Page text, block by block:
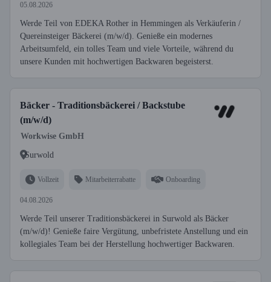
05.08.2026
Werde Teil von EDEKA Rother in Hemmingen als Verkäuferin /
Quereinsteiger Bäckerei (m/w/d). Genieße ein modernes
Arbeitsumfeld, ein tolles Team und viele Vorteile, während du
unsere Kunden mit hochwertigen Backwaren begeisterst.
Bäcker - Traditionsbäckerei / Backstube
(m/w/d)
Workwise GmbH
Surwold
Vollzeit Mitarbeiterrabatte Onboarding
04.08.2026
Werde Teil unserer Traditionsbäckerei in Surwold als Bäcker
(m/w/d)! Genieße faire Vergütung, unbefristete Anstellung und ein
kollegiales Team bei der Herstellung hochwertiger Backwaren.